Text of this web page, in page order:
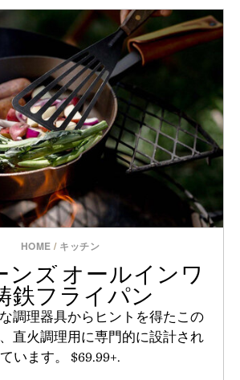
HOME / キッチン
ンズ オールインワ
鉄フライパン
調理器具からヒントを得たこの
直火調理用に専門的に設計され
ています。 $69.99+.